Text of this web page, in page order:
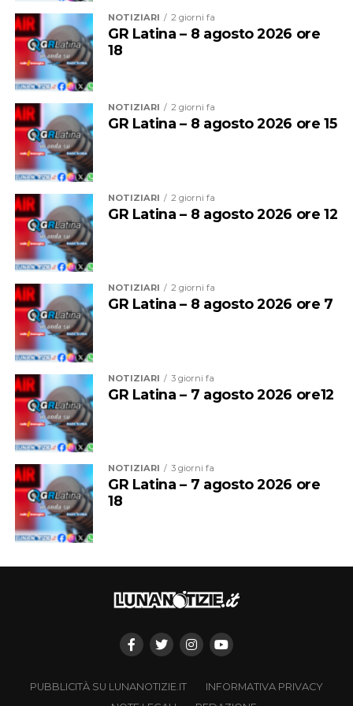
Nel 2025 Alessandro ha inoltre conseguito la
federale di Allenatore, che gli consente di guidare
formazioni d’Eccellenza e squadre senior fino alla Serie
B Nazionale, un ulteriore tassello nel suo percorso di
crescita tecnica.
Una crescita costante che oggi la società sceglie di
mettere nuovamente al servizio del proprio settore
giovanile, con la convinzione che investire nelle persone
significhi investire nel futuro del club.
NOTIZIARI 2 giorni fa
GR Latina – 8 agosto 2026 ore
18
NOTIZIARI 2 giorni fa
GR Latina – 8 agosto 2026 ore 15
NOTIZIARI 2 giorni fa
GR Latina – 8 agosto 2026 ore 12
NOTIZIARI 2 giorni fa
GR Latina – 8 agosto 2026 ore 7
NOTIZIARI 3 giorni fa
GR Latina – 7 agosto 2026 ore12
NOTIZIARI 3 giorni fa
GR Latina – 7 agosto 2026 ore
18
PUBBLICITÀ SU LUNANOTIZIE.IT
INFORMATIVA PRIVACY